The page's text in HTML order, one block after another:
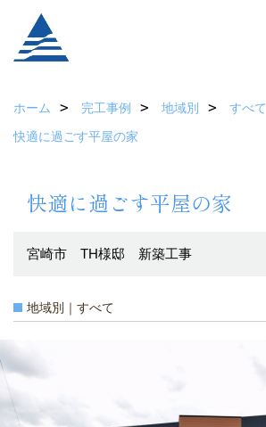
ホーム 完工事例 地域別
すべて
快適に過ごす平屋の家
快適に過ごす平屋の家
宮崎市 TH様邸 新築工事
地域別｜すべて